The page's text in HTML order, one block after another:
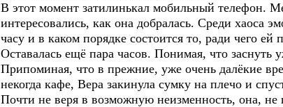
В этот момент затилинькал мобильный телефон.
интересовались, как она добралась. Среди хаоса
часу и в каком порядке состоится то, ради чего
Оставалась ещё пара часов. Понимая, что
Припоминая, что в прежние, уже очень далёкие
некогда кафе, Вера закинула сумку на плечо и
Почти не веря в возможную неизменность, она, не